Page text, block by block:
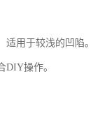
用于较浅的凹陷。
DIY操作。